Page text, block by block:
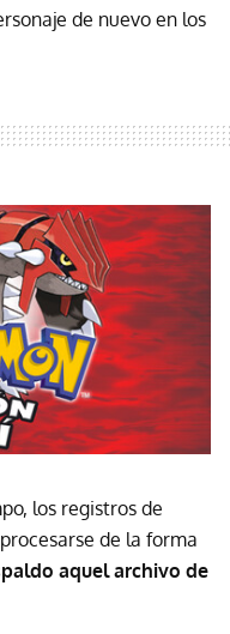
de nuevo en los
los registros de
de la forma
aquel archivo de